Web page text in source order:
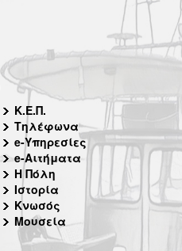
Κ.Ε.Π.
Τηλέφωνα
e-Υπηρεσίες
e-Αιτήματα
Η Πόλη
Ιστορία
Κνωσός
Μουσεία